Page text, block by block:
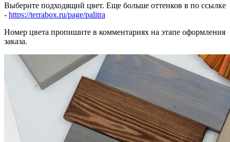
Выберите подходящий цвет. Еще больше оттенков в по ссылке
- https://terrabox.ru/page/palitra
Номер цвета пропишите в комментариях на этапе оформления
заказа.